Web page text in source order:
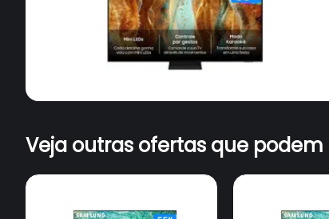
Veja outras ofertas que podem